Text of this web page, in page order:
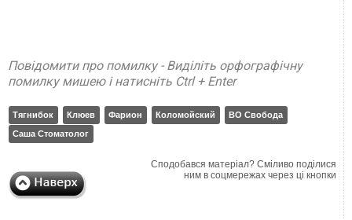
Повідомити про помилку - Виділіть орфографічну
помилку мишею і натисніть Ctrl + Enter
Тягнибок Клюев Фарион Коломойский
ВО Свобода
Саша Стоматолог
Сподобався матеріал? Сміливо поділися
ним в соцмережах через ці кнопки